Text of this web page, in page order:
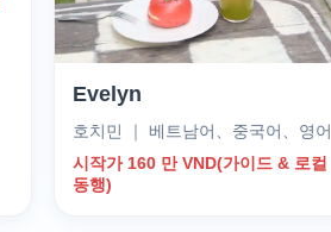
Evelyn
호치민 ｜ 베트남어、중국어、영어
시작가 160 만 VND(가이드 & 로컬
동행)